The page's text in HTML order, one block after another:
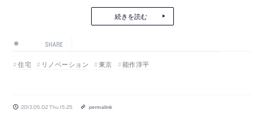
続きを読む
SHARE
住宅 リノベーション 東京 能作淳平
2013.05.02 Thu 15:25 permalink